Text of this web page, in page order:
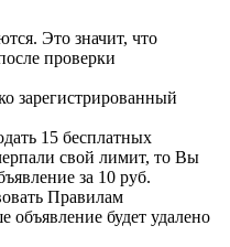
Это значит, что
проверки
зарегистрированный
15 бесплатных
свой лимит, то Вы
за 10 руб.
Правилам
объявление будет удалено